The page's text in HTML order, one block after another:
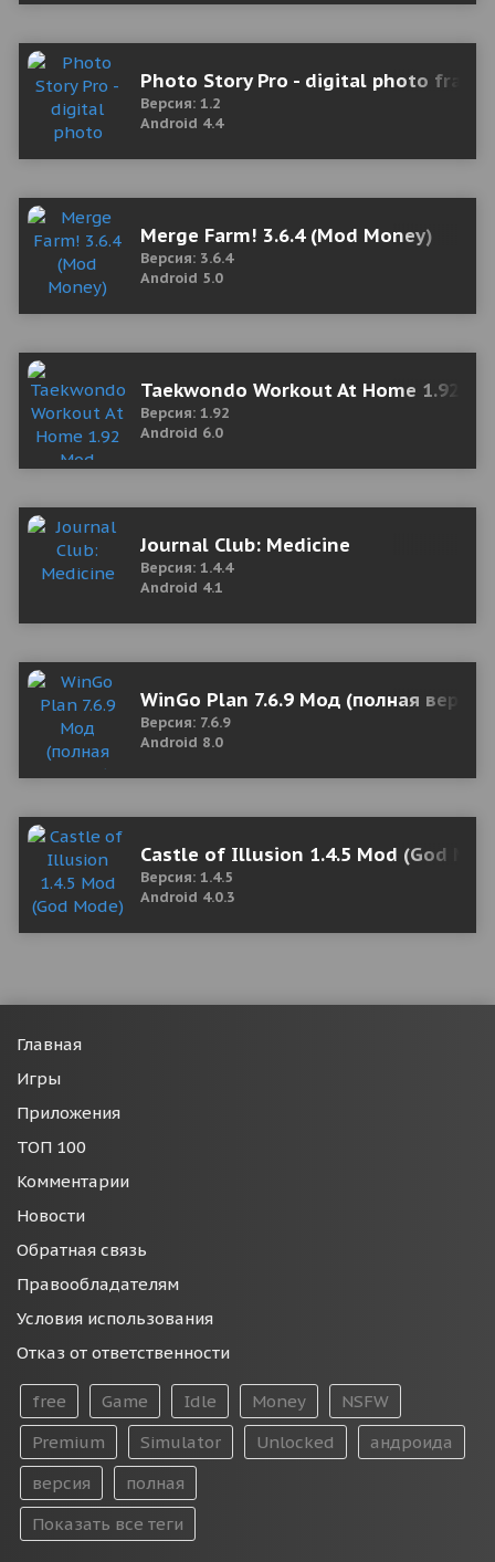
Photo Story Pro - digital photo frame
Версия: 1.2
Android 4.4
Merge Farm! 3.6.4 (Mod Money)
Версия: 3.6.4
Android 5.0
Taekwondo Workout At Home 1.92
Версия: 1.92
Android 6.0
Journal Club: Medicine
Версия: 1.4.4
Android 4.1
WinGo Plan 7.6.9 Мод (полная
Версия: 7.6.9
Android 8.0
Castle of Illusion 1.4.5 Mod (God
Версия: 1.4.5
Android 4.0.3
Главная
Игры
Приложения
ТОП 100
Комментарии
Новости
Обратная связь
Правообладателям
Условия использования
Отказ от ответственности
free Game Idle Money
NSFW
Premium
Simulator Unlocked
андроида
версия
полная
Показать все теги